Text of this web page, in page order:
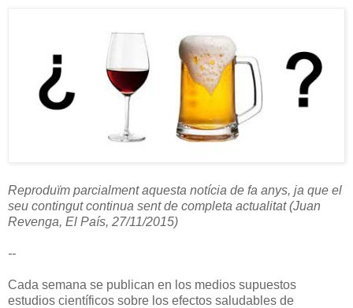
Reproduïm parcialment aquesta notícia de fa anys, ja que el
seu contingut continua sent de completa actualitat (Juan
Revenga, El País, 27/11/2015)
--
Cada semana se publican en los medios supuestos
estudios científicos sobre los efectos saludables de